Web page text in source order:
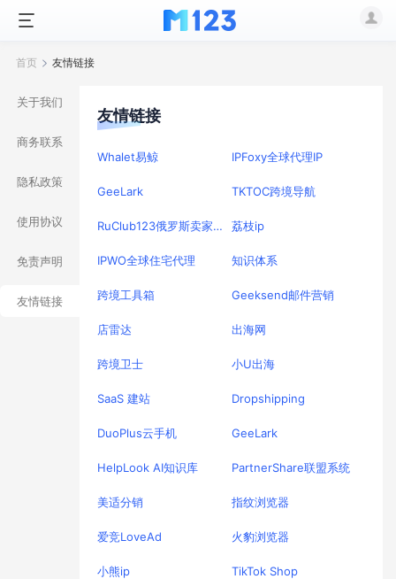
首页 友情链接
关于我们
商务联系
隐私政策
使用协议
免责声明
友情链接
友情链接
Whalet易鲸 IPFoxy全球代理IP
GeeLark TKTOC跨境导航
RuClub123俄罗斯卖家导航 荔枝ip
IPWO全球住宅代理 知识体系
跨境工具箱 Geeksend邮件营销
店雷达 出海网
跨境卫士 小U出海
SaaS 建站 Dropshipping
DuoPlus云手机 GeeLark
HelpLook AI知识库 PartnerShare联盟系统
美适分销 指纹浏览器
爱竞LoveAd 火豹浏览器
小熊ip TikTok Shop